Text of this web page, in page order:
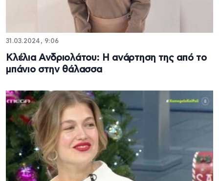
31.03.2024, 9:06
Κλέλια Ανδριολάτου: Η ανάρτηση της από το
μπάνιο στην θάλασσα